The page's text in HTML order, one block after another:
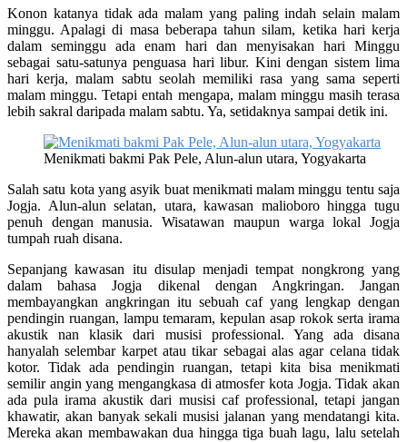
Konon katanya tidak ada malam yang paling indah selain malam
minggu. Apalagi di masa beberapa tahun silam, ketika hari kerja
dalam seminggu ada enam hari dan menyisakan hari Minggu
sebagai satu-satunya penguasa hari libur. Kini dengan sistem lima
hari kerja, malam sabtu seolah memiliki rasa yang sama seperti
malam minggu. Tetapi entah mengapa, malam minggu masih terasa
lebih sakral daripada malam sabtu. Ya, setidaknya sampai detik ini.
Menikmati bakmi Pak Pele, Alun-alun utara, Yogyakarta
Salah satu kota yang asyik buat menikmati malam minggu tentu saja
Jogja. Alun-alun selatan, utara, kawasan malioboro hingga tugu
penuh dengan manusia. Wisatawan maupun warga lokal Jogja
tumpah ruah disana.
Sepanjang kawasan itu disulap menjadi tempat nongkrong yang
dalam bahasa Jogja dikenal dengan Angkringan. Jangan
membayangkan angkringan itu sebuah caf yang lengkap dengan
pendingin ruangan, lampu temaram, kepulan asap rokok serta irama
akustik nan klasik dari musisi professional. Yang ada disana
hanyalah selembar karpet atau tikar sebagai alas agar celana tidak
kotor. Tidak ada pendingin ruangan, tetapi kita bisa menikmati
semilir angin yang mengangkasa di atmosfer kota Jogja. Tidak akan
ada pula irama akustik dari musisi caf professional, tetapi jangan
khawatir, akan banyak sekali musisi jalanan yang mendatangi kita.
Mereka akan membawakan dua hingga tiga buah lagu, lalu setelah